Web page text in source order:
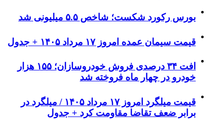
بورس رکورد شکست؛ شاخص ۵.۵ میلیونی شد
قیمت سیمان عمده امروز ۱۷ مرداد ۱۴۰۵ + جدول
افت ۳۴ درصدی فروش خودروسازان؛ ۱۵۵ هزار
خودرو در چهار ماه فروخته شد
قیمت میلگرد امروز ۱۷ مرداد ۱۴۰۵ / میلگرد در
برابر ضعف تقاضا مقاومت کرد + جدول